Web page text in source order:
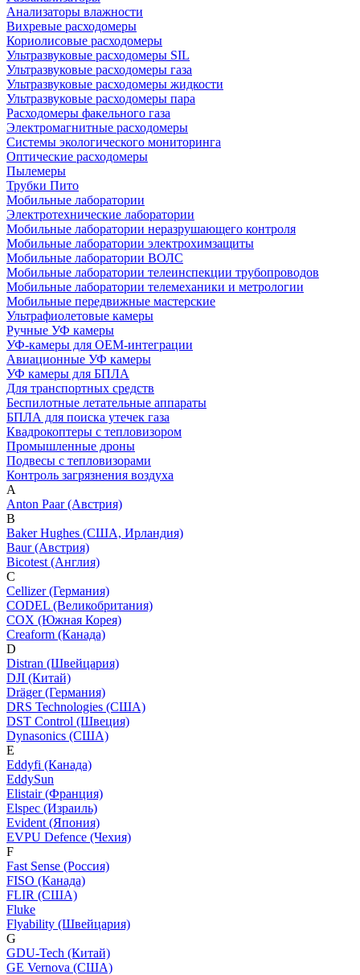
Анализаторы влажности
Вихревые расходомеры
Кориолисовые расходомеры
Ультразвуковые расходомеры SIL
Ультразвуковые расходомеры газа
Ультразвуковые расходомеры жидкости
Ультразвуковые расходомеры пара
Расходомеры факельного газа
Электромагнитные расходомеры
Системы экологического мониторинга
Оптические расходомеры
Пылемеры
Трубки Пито
Мобильные лаборатории
Электротехнические лаборатории
Мобильные лаборатории неразрушающего контроля
Мобильные лаборатории электрохимзащиты
Мобильные лаборатории ВОЛС
Мобильные лаборатории телеинспекции трубопроводов
Мобильные лаборатории телемеханики и метрологии
Мобильные передвижные мастерские
Ультрафиолетовые камеры
Ручные УФ камеры
УФ-камеры для OEM-интеграции
Авиационные УФ камеры
УФ камеры для БПЛА
Для транспортных средств
Беспилотные летательные аппараты
БПЛА для поиска утечек газа
Квадрокоптеры с тепловизором
Промышленные дроны
Подвесы с тепловизорами
Контроль загрязнения воздуха
A
Anton Paar (Австрия)
B
Baker Hughes (США, Ирландия)
Baur (Австрия)
Bicotest (Англия)
C
Cellizer (Германия)
CODEL (Великобритания)
COX (Южная Корея)
Creaform (Канада)
D
Distran (Швейцария)
DJI (Китай)
Dräger (Германия)
DRS Technologies (США)
DST Control (Швеция)
Dynasonics (США)
E
Eddyfi (Канада)
EddySun
Elistair (Франция)
Elspec (Израиль)
Evident (Япония)
EVPU Defence (Чехия)
F
Fast Sense (Россия)
FISO (Канада)
FLIR (США)
Fluke
Flyability (Швейцария)
G
GDU-Tech (Китай)
GE Vernova (США)